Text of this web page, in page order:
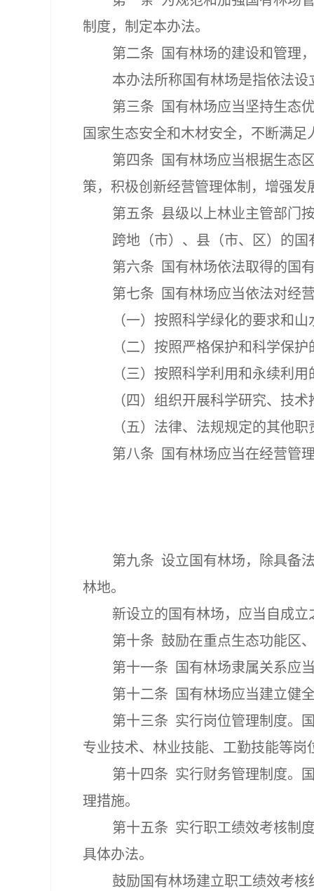
制度，制定本办法。
第二条
国有林场的建设和管理
本办法所称国有林场是指依法
第三条
国有林场应当坚持生态
国家生态安全和木材安全，不断满
第四条
国有林场应当根据生态
策，积极创新经营管理体制，增强发
第五条 县级以上林业主管部门
跨地（市）、县（市、区）的
第六条
国有林场依法取得的国
第七条
国有林场应当依法对经
（一） 按照科学绿化的要求和
（二）按照严格保护和科学保
（三）按照科学利用和永续利
（四）组织开展科学研究、技
（五）法律、法规规定的其他职
第八条
国有林场应当在经营管
第九条 设立国有林场，除具备
林地。
新设立的国有林场，应当自成
第十条 鼓励在重点生态功能区
第十一条
国有林场隶属关系应
第十二条
国有林场应当建立健
第十三条 实行岗位管理制度。
专业技术、林业技能、工勤技能等
第十四条 实行财务管理制度。
理措施。
第十五条 实行职工绩效考核制
具体办法。
鼓励国有林场建立职工绩效考